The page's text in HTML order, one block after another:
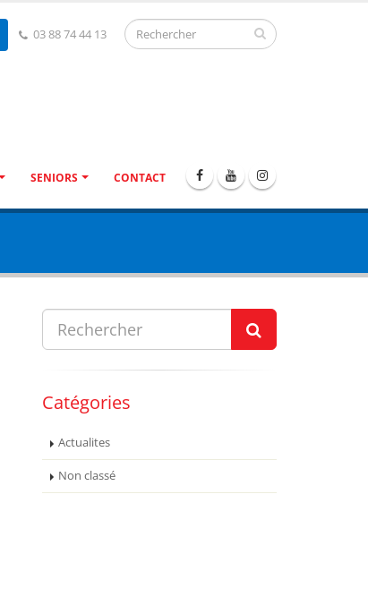
03 88 74 44 13
SENIORS CONTACT
Catégories
Actualites
Non classé